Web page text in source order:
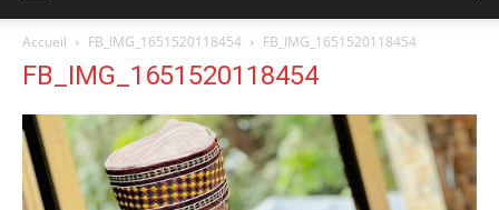
Accueil FB_IMG_1651520118454 FB_IMG_1651520118454
FB_IMG_1651520118454